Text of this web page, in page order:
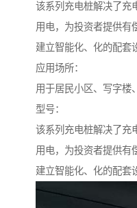
该系列充电桩解决了充
用电，为投资者提供有
建立智能化、化的配套
应用场所：
用于居民小区、写字楼
型号：
该系列充电桩解决了充
用电，为投资者提供有
建立智能化、化的配套